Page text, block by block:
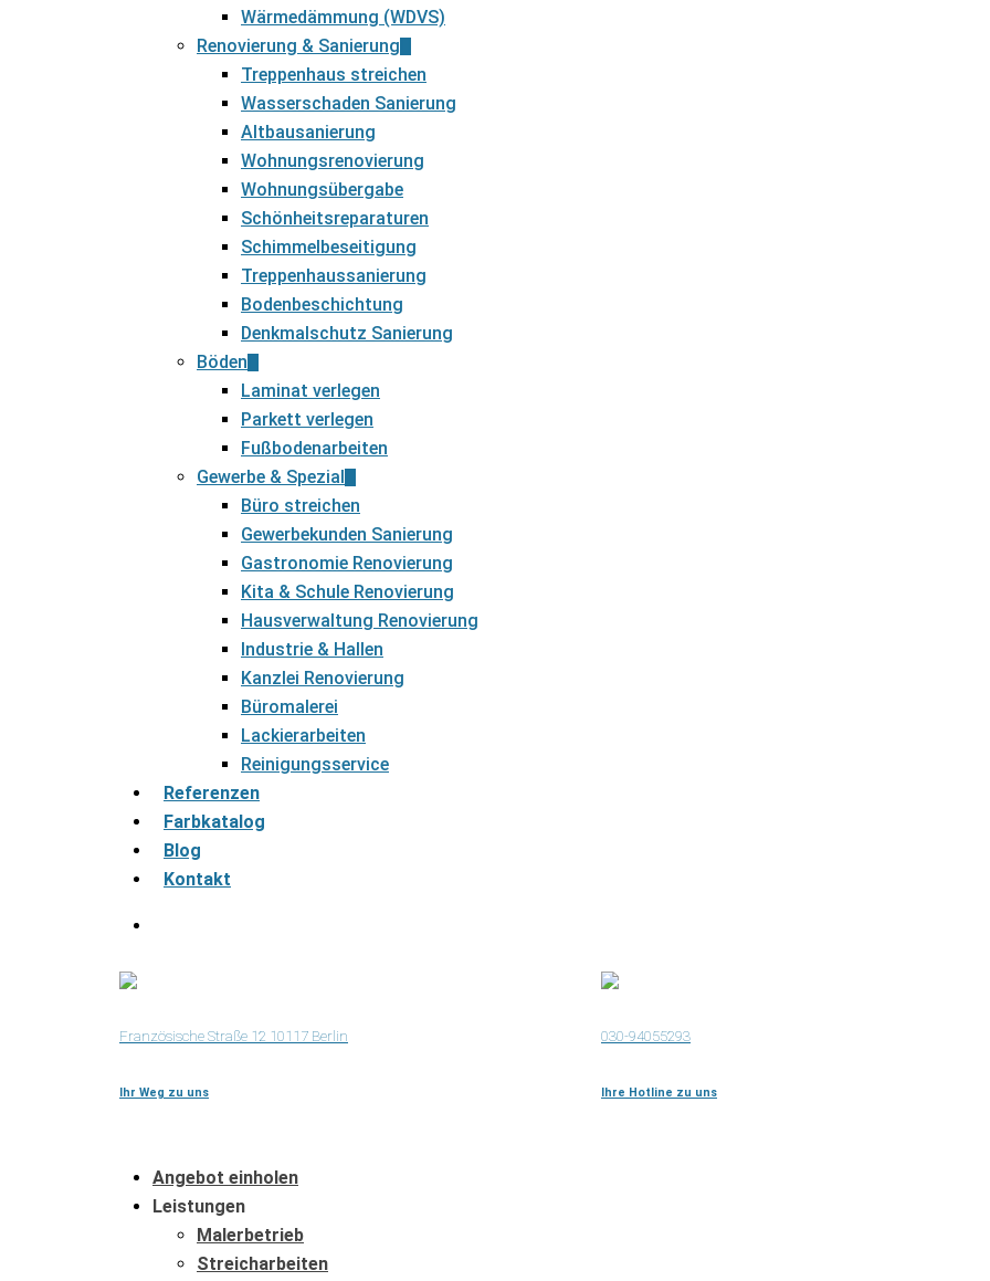
Wärmedämmung (WDVS)
Renovierung & Sanierung
Treppenhaus streichen
Wasserschaden Sanierung
Altbausanierung
Wohnungsrenovierung
Wohnungsübergabe
Schönheitsreparaturen
Schimmelbeseitigung
Treppenhaussanierung
Bodenbeschichtung
Denkmalschutz Sanierung
Böden
Laminat verlegen
Parkett verlegen
Fußbodenarbeiten
Gewerbe & Spezial
Büro streichen
Gewerbekunden Sanierung
Gastronomie Renovierung
Kita & Schule Renovierung
Hausverwaltung Renovierung
Industrie & Hallen
Kanzlei Renovierung
Büromalerei
Lackierarbeiten
Reinigungsservice
Referenzen
Farbkatalog
Blog
Kontakt
Französische Straße 12 10117 Berlin
Ihr Weg zu uns
030-94055293
Ihre Hotline zu uns
Angebot einholen
Leistungen
Malerbetrieb
Streicharbeiten